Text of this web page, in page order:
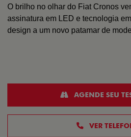
O brilho no olhar do Fiat Cronos
assinatura em LED e tecnologia
design a um novo patamar de
VER
AGENDE SEU